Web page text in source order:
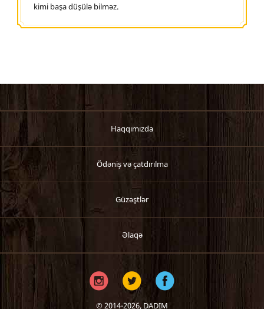
kimi başa düşülə bilməz.
Haqqımızda
Ödəniş və çatdırılma
Güzəştlər
Əlaqə
© 2014-2026, DADIM